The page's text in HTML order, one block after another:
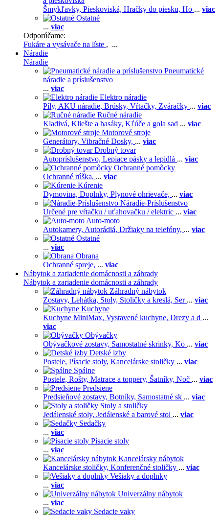
Šmykľavky, Pieskoviská, Hračky do piesku, Ho ... viac
Ostatné
... viac
Odporúčame:
Fukáre a vysávače na líste , ...
Náradie
Náradie
Pneumatické
náradie a príslušenstvo
... viac
Elektro náradie
Píly, AKU náradie, Brúsky, Vŕtačky, Zváračky ... viac
Ručné náradie
Kladivá, Kliešte a hasáky, Kľúče a gola sad ... viac
Motorové stroje
Generátory, Vibračné Dosky, ... viac
Drobný tovar
Autopríslušenstvo, Lepiace pásky a lepidlá ... viac
Ochranné pomôcky
Ochranné rúška, ... viac
Kúrenie
Dymovina, Doplnky, Plynové ohrievače, ... viac
Náradie-Príslušenstvo
Určené pre vŕtačku / uťahovačku / elektric ... viac
Auto-moto
Autokamery, Autorádiá, Držiaky na telefóny, ... viac
Ostatné
... viac
Obrana
Ochranné spreje, ... viac
Nábytok a zariadenie domácnosti a záhrady
Nábytok a zariadenie domácnosti a záhrady
Záhradný nábytok
Zostavy, Lehátka, Stoly, Stoličky a kreslá, Ser ... viac
Kuchyne
Kuchyne MiniMax, Vystavené kuchyne, Drezy a d ...
viac
Obývačky
Obývačkové zostavy, Samostatné skrinky, Ko ... viac
Detské izby
Postele, Písacie stoly, Kancelárske stoličky ... viac
Spálne
Postele, Rošty, Matrace a toppery, Šatníky, Noč ... viac
Predsiene
Predsieňové zostavy, Botníky, Samostatné sk ... viac
Stoly a stoličky
Jedálenské stoly, Jedálenské a barové stol ... viac
Sedačky
... viac
Písacie stoly
... viac
Kancelársky nábytok
Kancelárske stoličky, Konferenčné stoličky ... viac
Vešiaky a doplnky
... viac
Univerzálny nábytok
... viac
Sedacie vaky